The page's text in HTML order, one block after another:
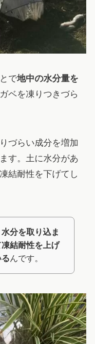
で地中の水分量を
ベを凍りつきづら
づらい成分を増加
す。土に水分があ
結耐性を下げてし
水分を取り込ま
結耐性を上げ
んです。